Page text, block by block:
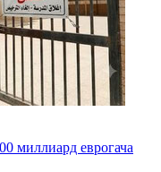
миллиард еврогача